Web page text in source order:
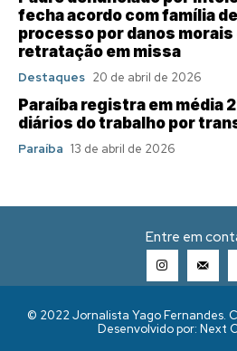
fecha acordo com família
processo por danos morais
retratação em missa
Destaques 20 de abril de 2026
Paraíba registra em média
diários do trabalho por
Paraíba 13 de abril de 2026
Entre em
© 2022 Jornalista Yago Fernandes.
Desenvolvido por: Next